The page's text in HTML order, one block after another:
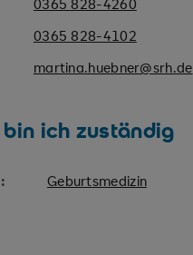
0365 828-4102
martina.huebner@srh.de
ich zuständig
Geburtsmedizin